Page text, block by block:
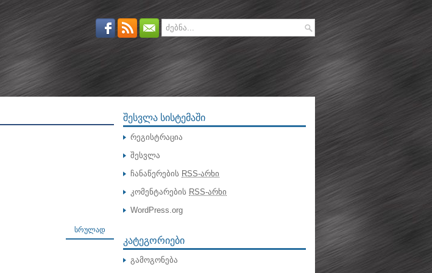
ᲡᲠᲣᲚᲐᲓ
ᲨᲔᲡᲕᲚᲐ ᲡᲘᲡᲢᲔᲛᲐᲨᲘ
რეგისტრაცია
შესვლა
ჩანაწერების RSS-არხი
კომენტარების RSS-არხი
WordPress.org
ᲙᲐᲢᲔᲒᲝᲠᲘᲔᲑᲘ
გამოგონება